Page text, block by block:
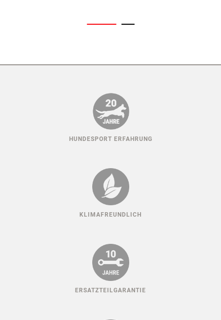
HUNDESPORT ERFAHRUNG
KLIMAFREUNDLICH
ERSATZTEILGARANTIE